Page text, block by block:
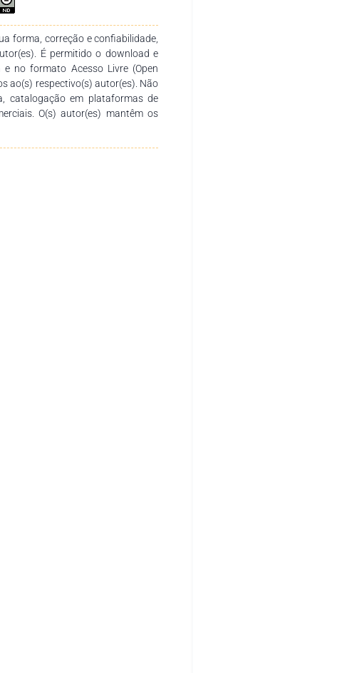
de voláteis dos frutos analisados.
forma, correção e confiabilidade,
É permitido o download e
no formato Acesso Livre (Open
ao(s) respectivo(s) autor(es). Não
catalogação em plataformas de
O(s) autor(es) mantêm os